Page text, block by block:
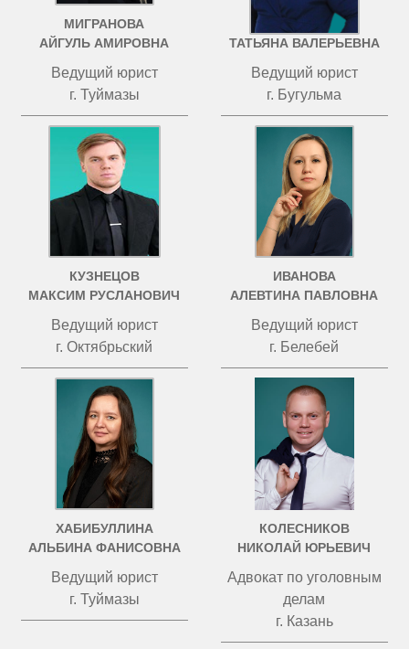
МИГРАНОВА
АЙГУЛЬ АМИРОВНА
Ведущий юрист
г. Туймазы
ЧИСТОВА
ТАТЬЯНА ВАЛЕРЬЕВНА
Ведущий юрист
г. Бугульма
КУЗНЕЦОВ
МАКСИМ РУСЛАНОВИЧ
Ведущий юрист
г. Октябрьский
ИВАНОВА
АЛЕВТИНА ПАВЛОВНА
Ведущий юрист
г. Белебей
ХАБИБУЛЛИНА
АЛЬБИНА ФАНИСОВНА
Ведущий юрист
г. Туймазы
КОЛЕСНИКОВ
НИКОЛАЙ ЮРЬЕВИЧ
Адвокат по уголовным
делам
г. Казань